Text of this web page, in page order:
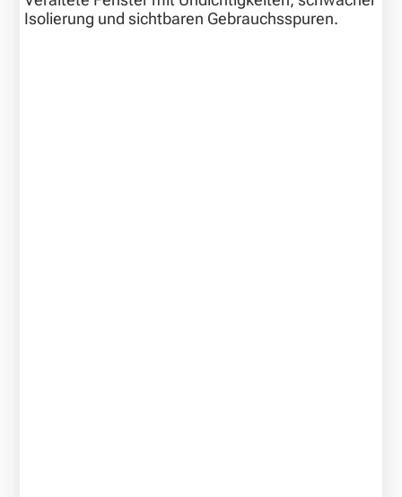
Isolierung und sichtbaren Gebrauchsspuren.